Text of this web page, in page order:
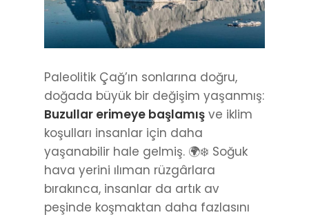
Paleolitik Çağ’ın sonlarına doğru,
doğada büyük bir değişim yaşanmış:
Buzullar erimeye başlamış ve iklim
koşulları insanlar için daha
yaşanabilir hale gelmiş. 🌍❄️ Soğuk
hava yerini ılıman rüzgârlara
bırakınca, insanlar da artık av
peşinde koşmaktan daha fazlasını